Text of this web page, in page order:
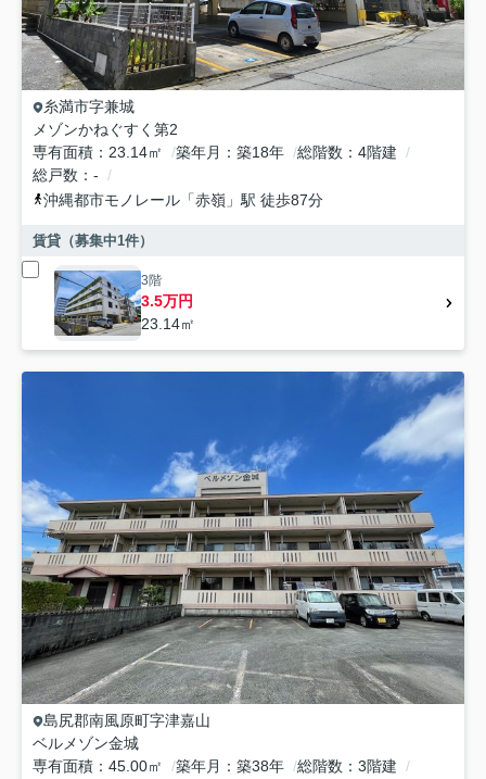
糸満市字兼城
メゾンかねぐすく第2
専有面積
23.14㎡ 築年月 築18年 総階数
4階建
総戸数
-
沖縄都市モノレール 「赤嶺 」駅 徒歩87分
賃貸（募集中1件）
3階
3.5万円
23.14㎡
島尻郡南風原町字津嘉山
ベルメゾン金城
専有面積
45.00㎡ 築年月 築38年 総階数
3階建